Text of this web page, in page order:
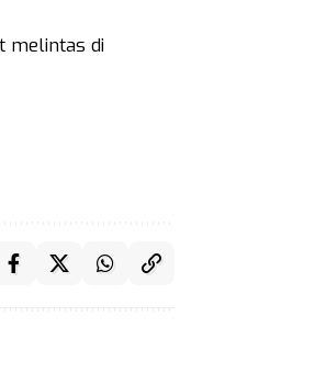
melintas di